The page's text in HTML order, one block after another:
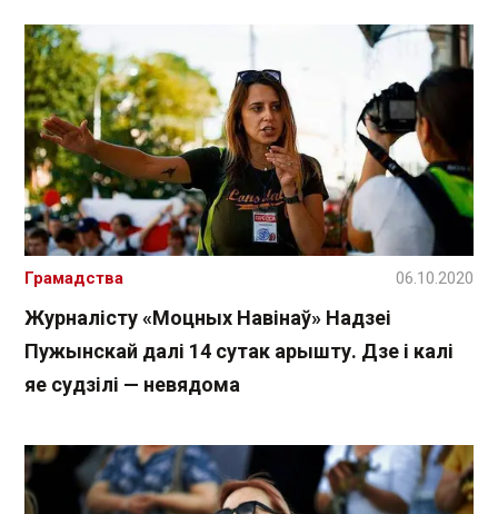
Журналісту «Моцных Навінаў» Надзеі
Пужынскай далі 14 сутак арышту. Дзе і калі
яе судзілі — невядома
Грамадства 06.10.2020